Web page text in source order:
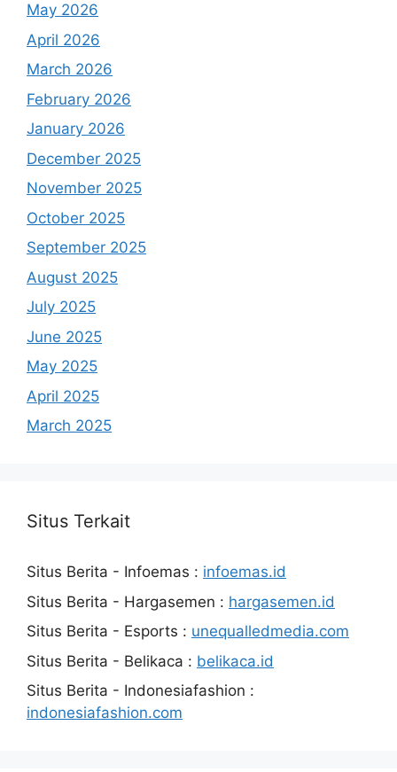
May 2026
April 2026
March 2026
February 2026
January 2026
December 2025
November 2025
October 2025
September 2025
August 2025
July 2025
June 2025
May 2025
April 2025
March 2025
Situs Terkait
Situs Berita - Infoemas : infoemas.id
Situs Berita - Hargasemen : hargasemen.id
Situs Berita - Esports : unequalledmedia.com
Situs Berita - Belikaca : belikaca.id
Situs Berita - Indonesiafashion :
indonesiafashion.com